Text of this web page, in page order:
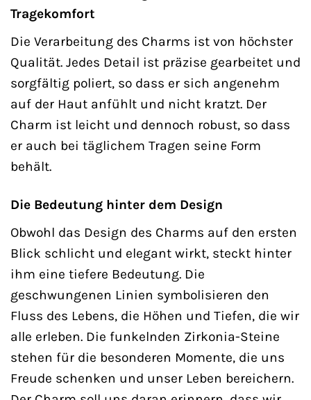
Tragekomfort
Die Verarbeitung des Charms ist von höchster
Qualität. Jedes Detail ist präzise gearbeitet und
sorgfältig poliert, so dass er sich angenehm
auf der Haut anfühlt und nicht kratzt. Der
Charm ist leicht und dennoch robust, so dass
er auch bei täglichem Tragen seine Form
behält.
Die Bedeutung hinter dem Design
Obwohl das Design des Charms auf den ersten
Blick schlicht und elegant wirkt, steckt hinter
ihm eine tiefere Bedeutung. Die
geschwungenen Linien symbolisieren den
Fluss des Lebens, die Höhen und Tiefen, die wir
alle erleben. Die funkelnden Zirkonia-Steine
stehen für die besonderen Momente, die uns
Freude schenken und unser Leben bereichern.